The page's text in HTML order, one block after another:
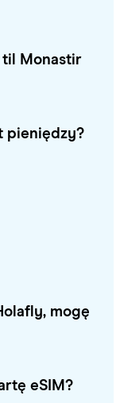
til Monastir
pieniędzy?
mogę
eSIM?